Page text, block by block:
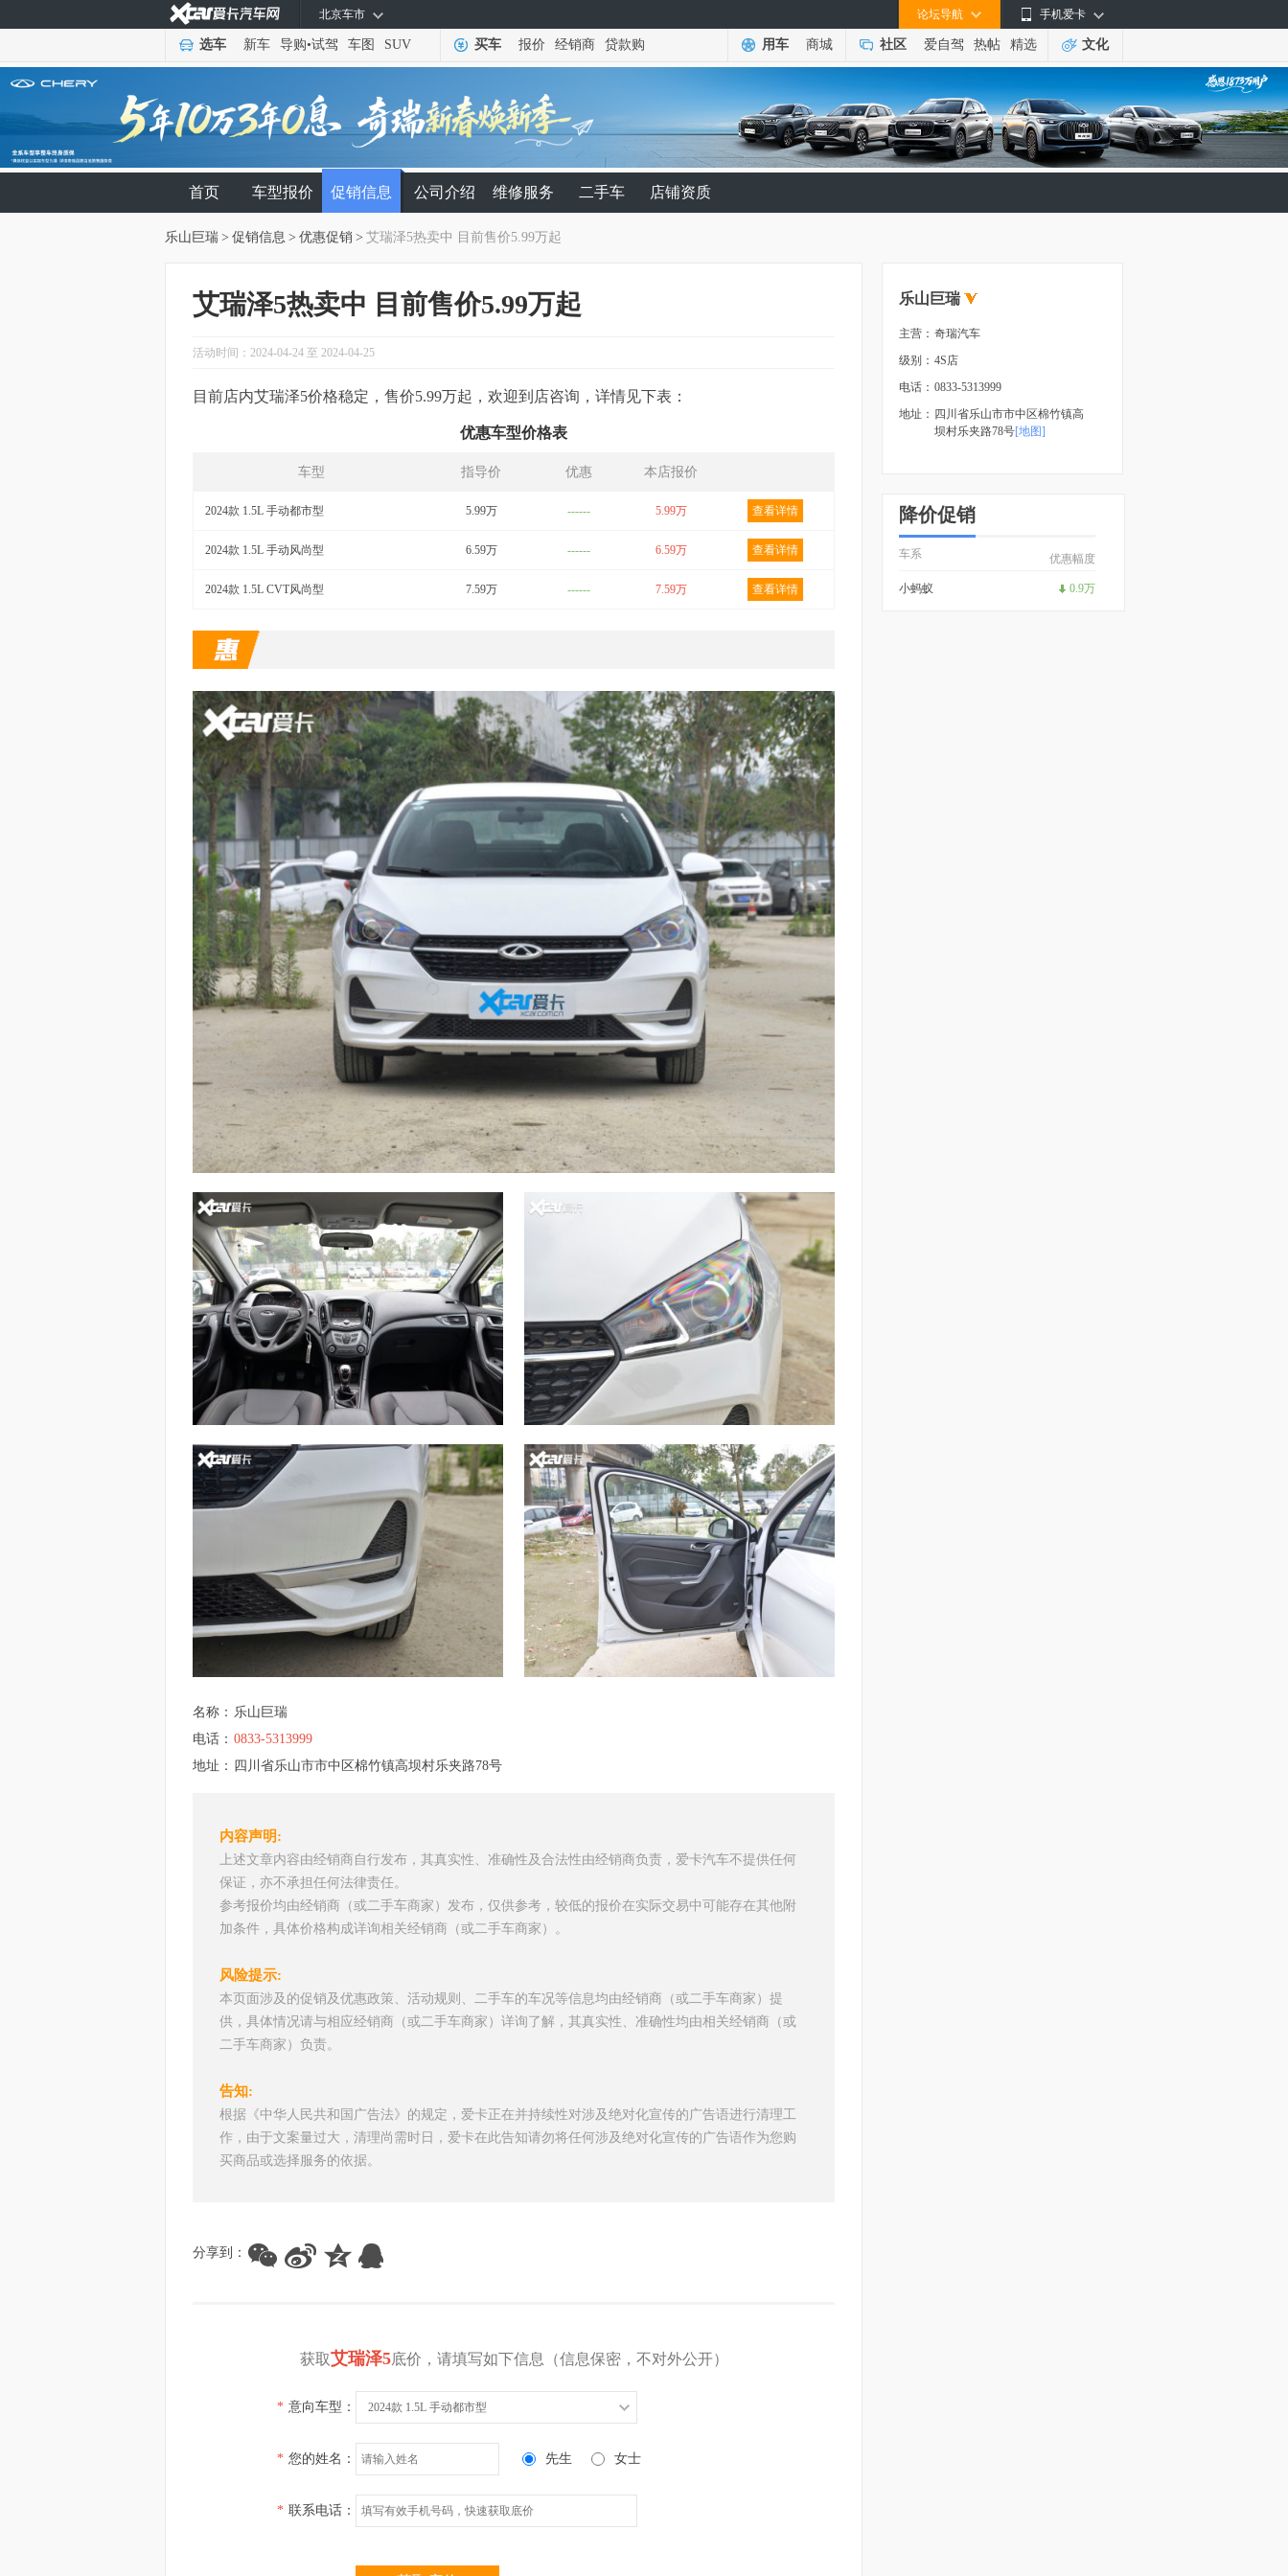
手机爱卡
论坛导航
北京车市
选车 新车 导购•试驾 车图 SUV 买车 报价 经销商 贷款购 用车 商城 社区 爱自驾 热帖 精选 文化
首页 车型报价 促销信息 公司介绍 维修服务 二手车 店铺资质
乐山巨瑞 > 促销信息 > 优惠促销 > 艾瑞泽5热卖中 目前售价5.99万起
艾瑞泽5热卖中 目前售价5.99万起
活动时间：2024-04-24 至 2024-04-25
目前店内艾瑞泽5价格稳定，售价5.99万起，欢迎到店咨询，详情见下表：
优惠车型价格表
车型 指导价 优惠 本店报价
2024款 1.5L 手动都市型 5.99万 ------ 5.99万 查看详情
2024款 1.5L 手动风尚型 6.59万 ------ 6.59万 查看详情
2024款 1.5L CVT风尚型 7.59万 ------ 7.59万 查看详情
名称： 乐山巨瑞
电话： 0833-5313999
地址： 四川省乐山市市中区棉竹镇高坝村乐夹路78号
内容声明:
上述文章内容由经销商自行发布，其真实性、准确性及合法性由经销商负责，爱卡汽车不提供任何
保证，亦不承担任何法律责任。
参考报价均由经销商（或二手车商家）发布，仅供参考，较低的报价在实际交易中可能存在其他附
加条件，具体价格构成详询相关经销商（或二手车商家）。
风险提示:
本页面涉及的促销及优惠政策、活动规则、二手车的车况等信息均由经销商（或二手车商家）提
供，具体情况请与相应经销商（或二手车商家）详询了解，其真实性、准确性均由相关经销商（或
二手车商家）负责。
告知:
根据《中华人民共和国广告法》的规定，爱卡正在并持续性对涉及绝对化宣传的广告语进行清理工
作，由于文案量过大，清理尚需时日，爱卡在此告知请勿将任何涉及绝对化宣传的广告语作为您购
买商品或选择服务的依据。
分享到：
获取艾瑞泽5底价，请填写如下信息（信息保密，不对外公开）
* 意向车型： 2024款 1.5L 手动都市型
* 您的姓名： 先生 女士
* 联系电话：
乐山巨瑞
主营： 奇瑞汽车
级别： 4S店
电话： 0833-5313999
地址： 四川省乐山市市中区棉竹镇高
坝村乐夹路78号[地图]
降价促销
车系 优惠幅度
小蚂蚁 0.9万